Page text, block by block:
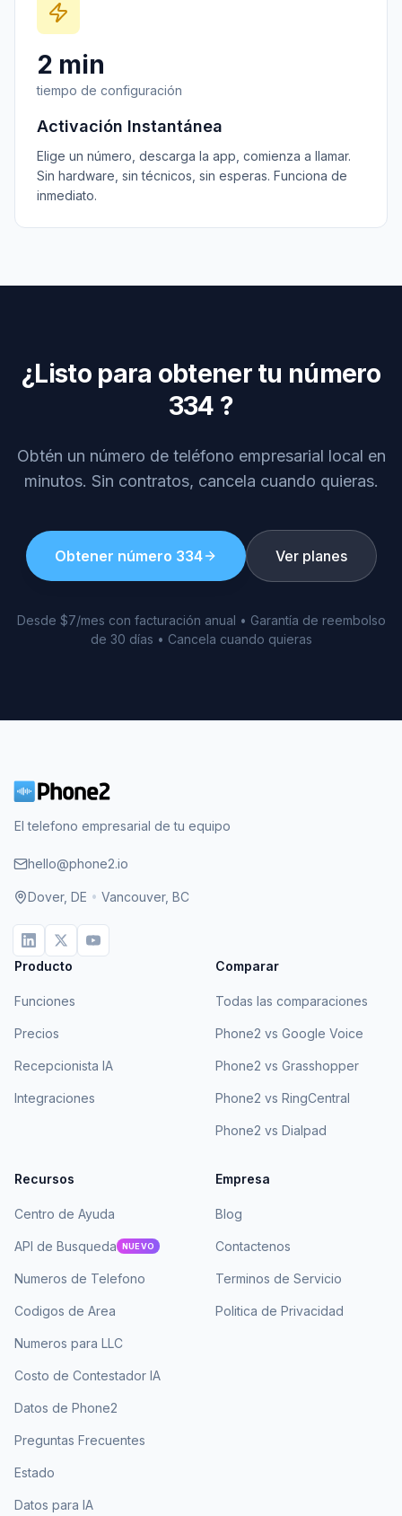
2 min
tiempo de configuración
Activación Instantánea
Elige un número, descarga la app, comienza a llamar.
Sin hardware, sin técnicos, sin esperas. Funciona de
inmediato.
¿Listo para obtener tu número
334 ?
Obtén un número de teléfono empresarial local en
minutos. Sin contratos, cancela cuando quieras.
Obtener número 334 Ver planes
Desde $7/mes con facturación anual • Garantía de reembolso
de 30 días • Cancela cuando quieras
El telefono empresarial de tu equipo
hello@phone2.io
Dover, DE • Vancouver, BC
Producto
Funciones
Precios
Recepcionista IA
Integraciones
Comparar
Todas las comparaciones
Phone2 vs Google Voice
Phone2 vs Grasshopper
Phone2 vs RingCentral
Phone2 vs Dialpad
Recursos
Centro de Ayuda
API de Busqueda NUEVO
Numeros de Telefono
Codigos de Area
Numeros para LLC
Costo de Contestador IA
Datos de Phone2
Preguntas Frecuentes
Estado
Datos para IA
Empresa
Blog
Contactenos
Terminos de Servicio
Politica de Privacidad